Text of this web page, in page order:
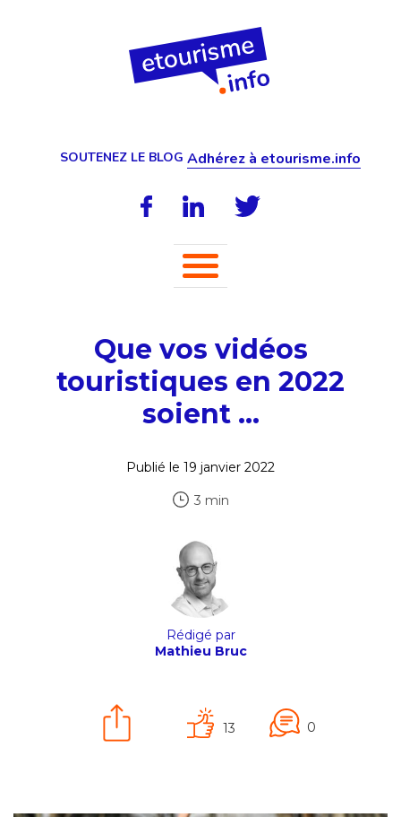
SOUTENEZ LE BLOG Adhérez à etourisme.info
Que vos vidéos
touristiques en 2022
soient …
Publié le 19 janvier 2022
3 min
Rédigé par
Mathieu Bruc
13 0